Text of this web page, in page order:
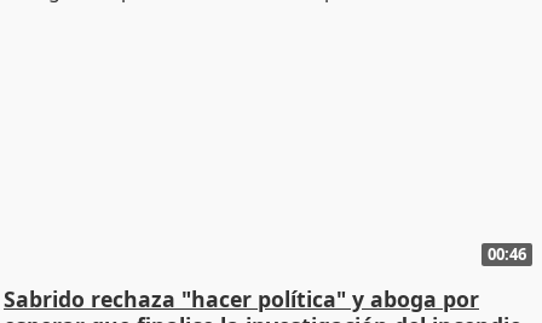
00:46
Sabrido rechaza "hacer política" y aboga por